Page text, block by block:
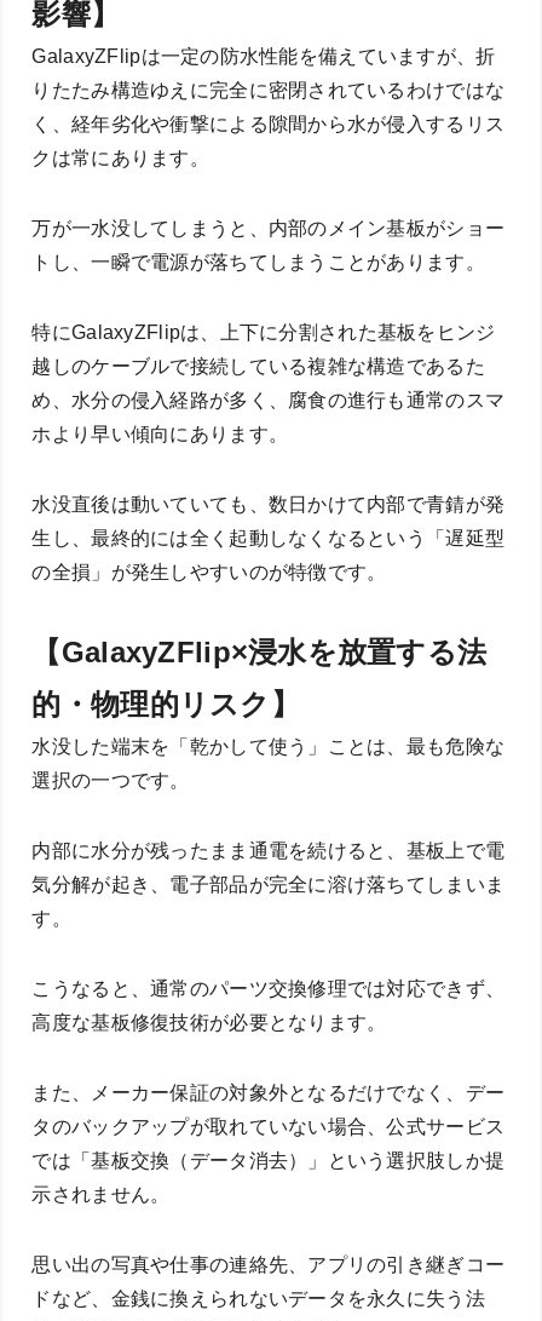
影響】
GalaxyZFlipは一定の防水性能を備えていますが、折
りたたみ構造ゆえに完全に密閉されているわけではな
く、経年劣化や衝撃による隙間から水が侵入するリス
クは常にあります。
万が一水没してしまうと、内部のメイン基板がショー
トし、一瞬で電源が落ちてしまうことがあります。
特にGalaxyZFlipは、上下に分割された基板をヒンジ
越しのケーブルで接続している複雑な構造であるた
め、水分の侵入経路が多く、腐食の進行も通常のスマ
ホより早い傾向にあります。
水没直後は動いていても、数日かけて内部で青錆が発
生し、最終的には全く起動しなくなるという「遅延型
の全損」が発生しやすいのが特徴です。
【GalaxyZFlip×浸水を放置する法
的・物理的リスク】
水没した端末を「乾かして使う」ことは、最も危険な
選択の一つです。
内部に水分が残ったまま通電を続けると、基板上で電
気分解が起き、電子部品が完全に溶け落ちてしまいま
す。
こうなると、通常のパーツ交換修理では対応できず、
高度な基板修復技術が必要となります。
また、メーカー保証の対象外となるだけでなく、デー
タのバックアップが取れていない場合、公式サービス
では「基板交換（データ消去）」という選択肢しか提
示されません。
思い出の写真や仕事の連絡先、アプリの引き継ぎコー
ドなど、金銭に換えられないデータを永久に失う法